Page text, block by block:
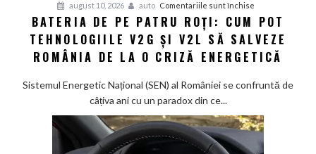
august 10, 2026 auto Comentariile sunt închise
Bateria
de
pe
roți:
tehnologiile
V2G
BATERIA DE PE PATRU ROȚI: CUM POT
TEHNOLOGIILE V2G ȘI V2L SĂ SALVEZE
ROMÂNIA DE LA O CRIZĂ ENERGETICĂ
Sistemul Energetic Național (SEN) al României se confruntă de
câțiva ani cu un paradox din ce...